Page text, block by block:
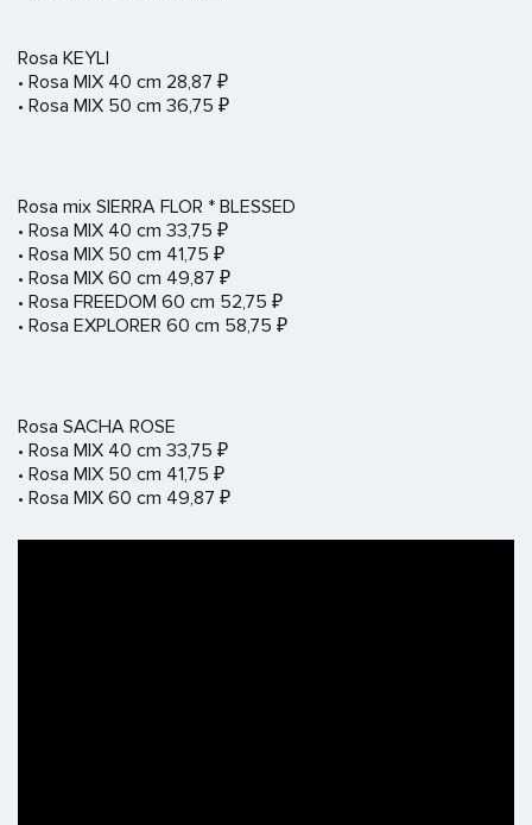
Rosa KEYLI
• Rosa MIX 40 cm 28,87 ₽
• Rosa MIX 50 cm 36,75 ₽
Rosa mix SIERRA FLOR * BLESSED
• Rosa MIX 40 cm 33,75 ₽
• Rosa MIX 50 cm 41,75 ₽
• Rosa MIX 60 cm 49,87 ₽
• Rosa FREEDOM 60 cm 52,75 ₽
• Rosa EXPLORER 60 cm 58,75 ₽
Rosa SACHA ROSE
• Rosa MIX 40 cm 33,75 ₽
• Rosa MIX 50 cm 41,75 ₽
• Rosa MIX 60 cm 49,87 ₽